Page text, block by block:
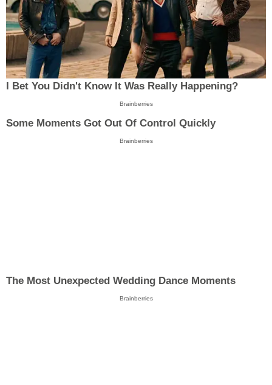
I Bet You Didn't Know It Was Really Happening?
Brainberries
Some Moments Got Out Of Control Quickly
Brainberries
The Most Unexpected Wedding Dance Moments
Brainberries